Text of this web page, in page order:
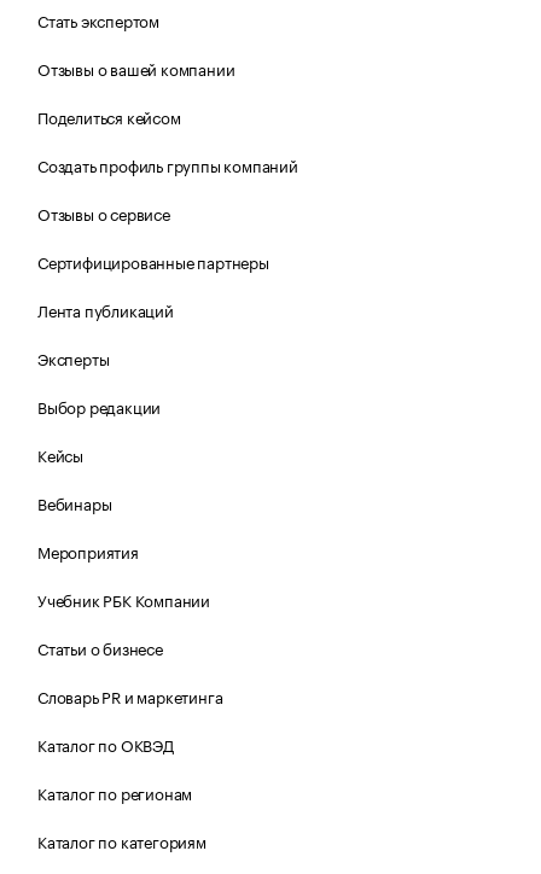
Стать экспертом
Отзывы о вашей компании
Поделиться кейсом
Создать профиль группы компаний
Отзывы о сервисе
Сертифицированные партнеры
Лента публикаций
Эксперты
Выбор редакции
Кейсы
Вебинары
Мероприятия
Учебник РБК Компании
Статьи о бизнесе
Словарь PR и маркетинга
Каталог по ОКВЭД
Каталог по регионам
Каталог по категориям